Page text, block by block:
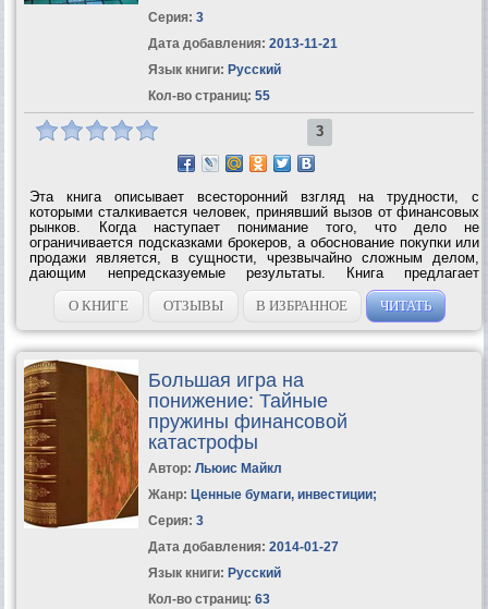
Серия: 3
Дата добавления: 2013-11-21
Язык книги: Русский
Кол-во страниц: 55
3
Эта книга описывает всесторонний взгляд на трудности, с
которыми сталкивается человек, принявший вызов от финансовых
рынков. Когда наступает понимание того, что дело не
ограничивается подсказками брокеров, а обоснование покупки или
продажи является, в сущности, чрезвычайно сложным делом,
дающим непредсказуемые результаты. Книга предлагает
серьезный психологический подход, который должен
содействовать достижению стабильных...
О КНИГЕ ОТЗЫВЫ В ИЗБРАННОЕ ЧИТАТЬ
Большая игра на
понижение: Тайные
пружины финансовой
катастрофы
Автор: Льюис Майкл
Жанр: Ценные бумаги, инвестиции;
Серия: 3
Дата добавления: 2014-01-27
Язык книги: Русский
Кол-во страниц: 63